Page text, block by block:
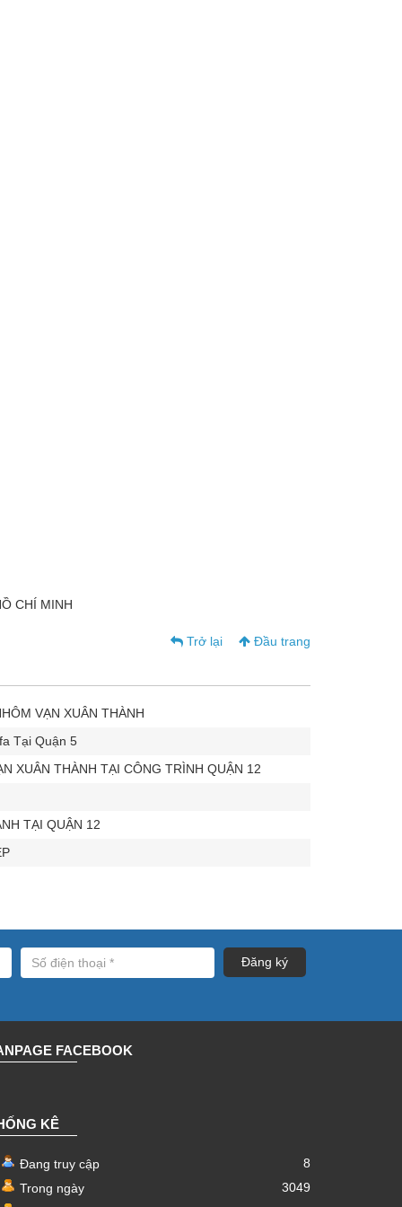
CHÍ MINH
Trở lại Đầu trang
VẠN XUÂN THÀNH
Tại Quận 5
XUÂN THÀNH TẠI CÔNG TRÌNH QUẬN 12
TẠI QUẬN 12
FACEBOOK
KÊ
Đang truy cập
8
Trong ngày
3049